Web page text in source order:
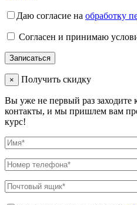
Даю согласие на обработку
Согласен и принимаю
× Получить скидку
Вы уже не первый раз заходите
контакты, и мы пришлем вам
курс!